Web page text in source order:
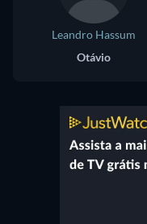
Leandro Hassum
Otávio